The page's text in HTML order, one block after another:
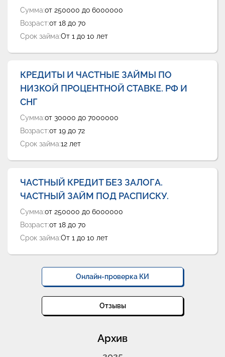
Сумма:от 250000 до 6000000
Возраст:от 18 до 70
Срок займа:От 1 до 10 лет
КРЕДИТЫ И ЧАСТНЫЕ ЗАЙМЫ ПО
НИЗКОЙ ПРОЦЕНТНОЙ СТАВКЕ. РФ И
СНГ
Сумма:от 30000 до 7000000
Возраст:от 19 до 72
Срок займа:12 лет
ЧАСТНЫЙ КРЕДИТ БЕЗ ЗАЛОГА.
ЧАСТНЫЙ ЗАЙМ ПОД РАСПИСКУ.
Сумма:от 250000 до 6000000
Возраст:от 18 до 70
Срок займа:От 1 до 10 лет
Онлайн-проверка КИ
Отзывы
Архив